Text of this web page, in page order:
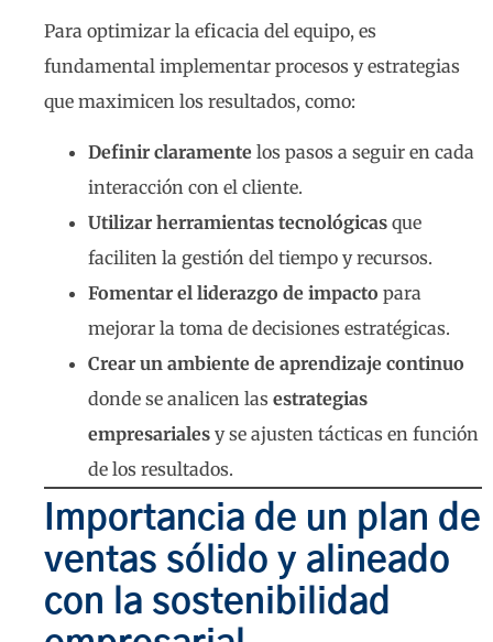
Para optimizar la eficacia del equipo, es
fundamental implementar procesos y estrategias
que maximicen los resultados, como:
Definir claramente los pasos a seguir en cada
interacción con el cliente.
Utilizar herramientas tecnológicas que
faciliten la gestión del tiempo y recursos.
Fomentar el liderazgo de impacto para
mejorar la toma de decisiones estratégicas.
Crear un ambiente de aprendizaje continuo
donde se analicen las estrategias
empresariales y se ajusten tácticas en función
de los resultados.
Importancia de un plan de
ventas sólido y alineado
con la sostenibilidad